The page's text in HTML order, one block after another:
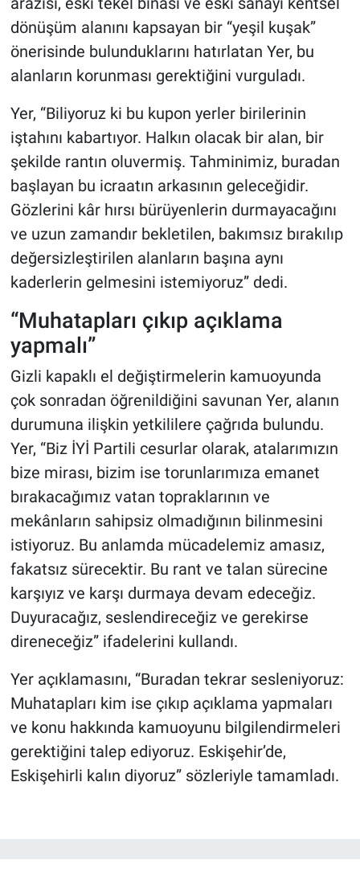
dönüşüm alanını kapsayan bir “yeşil kuşak”
önerisinde bulunduklarını hatırlatan Yer, bu
alanların korunması gerektiğini vurguladı.
Yer, “Biliyoruz ki bu kupon yerler birilerinin
iştahını kabartıyor. Halkın olacak bir alan, bir
şekilde rantın oluvermiş. Tahminimiz, buradan
başlayan bu icraatın arkasının geleceğidir.
Gözlerini kâr hırsı bürüyenlerin durmayacağını
ve uzun zamandır bekletilen, bakımsız bırakılıp
değersizleştirilen alanların başına aynı
kaderlerin gelmesini istemiyoruz” dedi.
“Muhatapları çıkıp açıklama
yapmalı”
Gizli kapaklı el değiştirmelerin kamuoyunda
çok sonradan öğrenildiğini savunan Yer, alanın
durumuna ilişkin yetkililere çağrıda bulundu.
Yer, “Biz İYİ Partili cesurlar olarak, atalarımızın
bize mirası, bizim ise torunlarımıza emanet
bırakacağımız vatan topraklarının ve
mekânların sahipsiz olmadığının bilinmesini
istiyoruz. Bu anlamda mücadelemiz amasız,
fakatsız sürecektir. Bu rant ve talan sürecine
karşıyız ve karşı durmaya devam edeceğiz.
Duyuracağız, seslendireceğiz ve gerekirse
direneceğiz” ifadelerini kullandı.
Yer açıklamasını, “Buradan tekrar sesleniyoruz:
Muhatapları kim ise çıkıp açıklama yapmaları
ve konu hakkında kamuoyunu bilgilendirmeleri
gerektiğini talep ediyoruz. Eskişehir’de,
Eskişehirli kalın diyoruz” sözleriyle tamamladı.